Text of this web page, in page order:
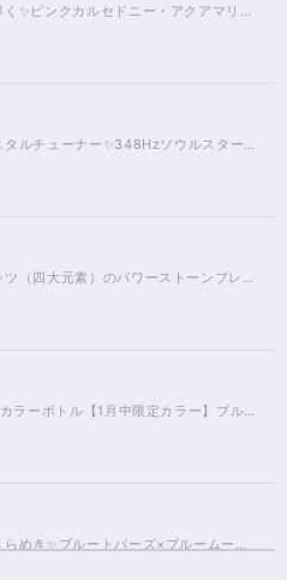
柔らかにご縁を導く✨ピンクカルセドニー・アクアマリンブレスレット16cm
霊性研磨のクリスタルチューナー✨348Hzソウルスターチャクラのヒーリング
フォー・エレメンツ（四大元素）のパワーストーンブレスレット✨レインボーオーラ16cm
2025年ラッキーカラーボトル【1月中限定カラー】ブルーアパタイト×ルチルクォーツさざれ石
雪をわたる風のきらめき✨ブルートパーズ×ブルームーンストーンブレスレット17cm